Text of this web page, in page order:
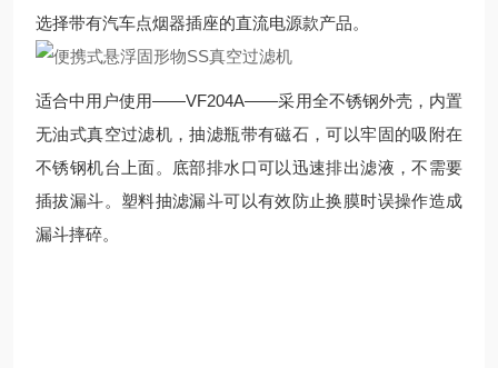
选择带有汽车点烟器插座的直流电源款产品。
适合中用户使用——VF204A——采用全不锈钢外壳，内置
无油式真空过滤机，抽滤瓶带有磁石，可以牢固的吸附在
不锈钢机台上面。底部排水口可以迅速排出滤液，不需要
插拔漏斗。塑料抽滤漏斗可以有效防止换膜时误操作造成
漏斗摔碎。